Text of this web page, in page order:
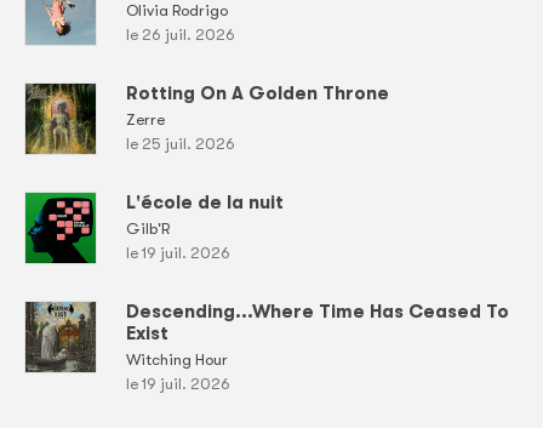
Olivia Rodrigo
le 26 juil. 2026
Rotting On A Golden Throne
Zerre
le 25 juil. 2026
L'école de la nuit
Gilb'R
le 19 juil. 2026
Descending...Where Time Has Ceased To
Exist
Witching Hour
le 19 juil. 2026